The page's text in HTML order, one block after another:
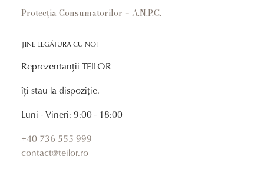
Protecția Consumatorilor – A.N.P.C.
ȚINE LEGĂTURA CU NOI
Reprezentanții TEILOR
îți stau la dispoziție.
Luni - Vineri: 9:00 - 18:00
+40 736 555 999
contact@teilor.ro